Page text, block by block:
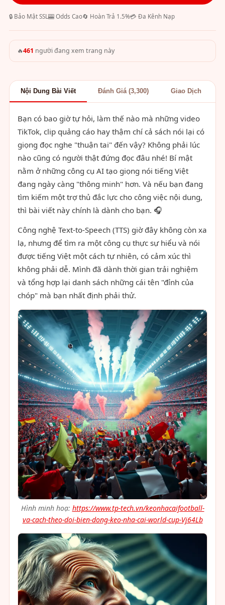
🔒 Bảo Mật SSL🎰 Odds Cao🔄 Hoàn Trả 1.5%💳 Đa Kênh Nạp
🔥461 người đang xem trang này
Nội Dung Bài Viết Đánh Giá (3,300) Giao Dịch
Bạn có bao giờ tự hỏi, làm thế nào mà những video
TikTok, clip quảng cáo hay thậm chí cả sách nói lại có
giọng đọc nghe "thuận tai" đến vậy? Không phải lúc
nào cũng có người thật đứng đọc đâu nhé! Bí mật
nằm ở những công cụ AI tạo giọng nói tiếng Việt
đang ngày càng "thông minh" hơn. Và nếu bạn đang
tìm kiếm một trợ thủ đắc lực cho công việc nội dung,
thì bài viết này chính là dành cho bạn. 🎧
Công nghệ Text-to-Speech (TTS) giờ đây không còn xa
lạ, nhưng để tìm ra một công cụ thực sự hiểu và nói
được tiếng Việt một cách tự nhiên, có cảm xúc thì
không phải dễ. Mình đã dành thời gian trải nghiệm
và tổng hợp lại danh sách những cái tên "đỉnh của
chóp" mà bạn nhất định phải thử.
Hình minh hoạ: https://www.tp-tech.vn/keonhacaifootball-
va-cach-theo-doi-bien-dong-keo-nha-cai-world-cup-Vj64Lb